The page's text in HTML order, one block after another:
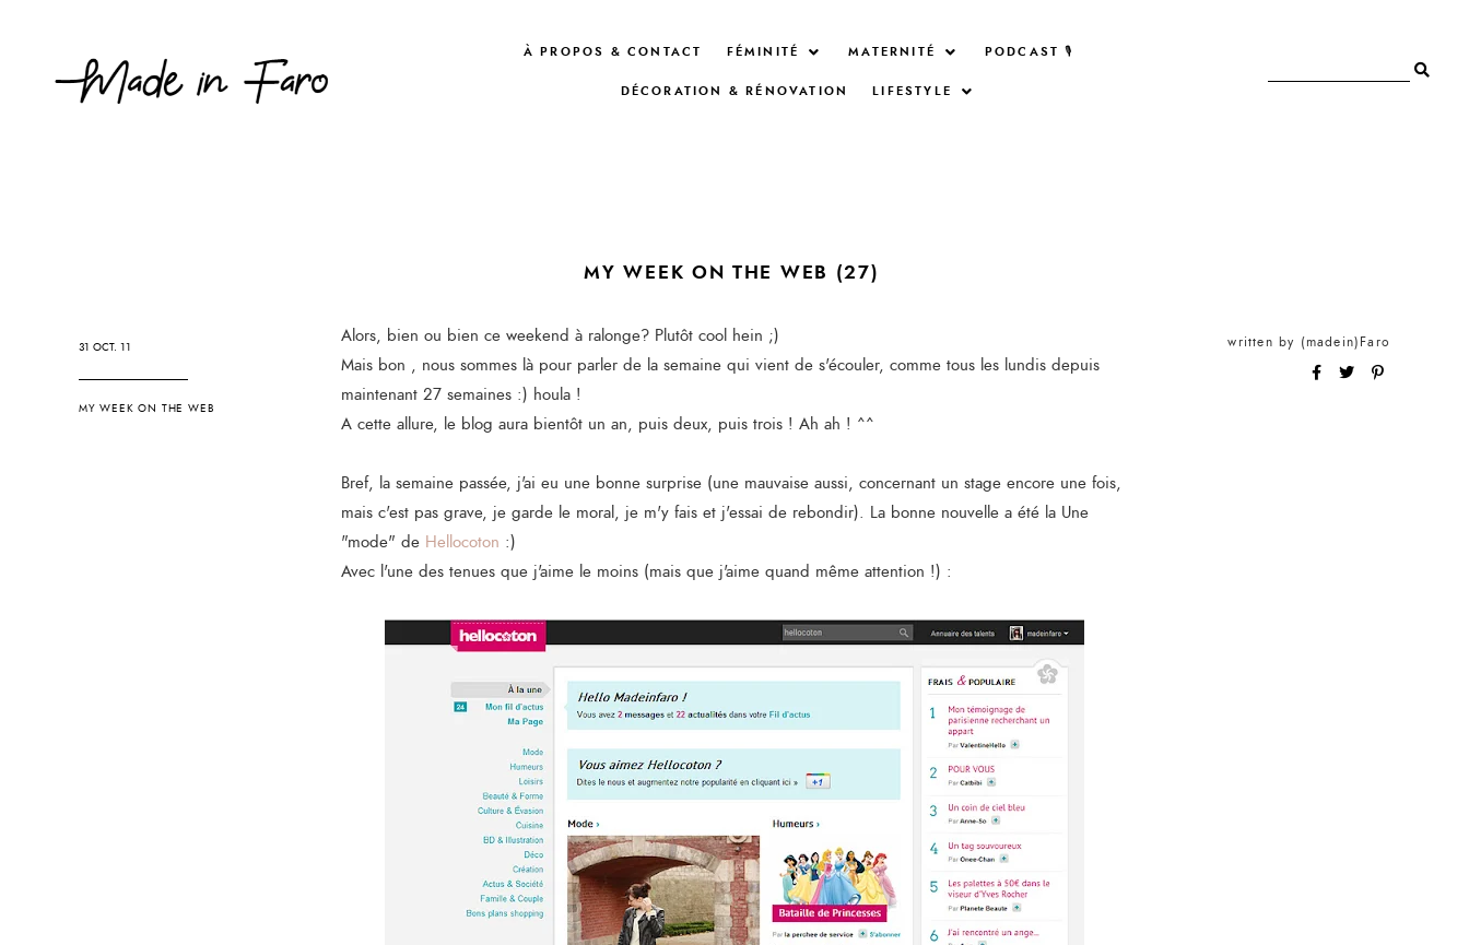
À PROPOS & CONTACT FÉMINITÉ MATERNITÉ PODCAST 🎙
DÉCORATION & RÉNOVATION LIFESTYLE
31 OCT. 11
MY WEEK ON THE WEB
MY WEEK ON THE WEB (27)
Alors, bien ou bien ce weekend à ralonge? Plutôt cool hein ;)
Mais bon , nous sommes là pour parler de la semaine qui vient de s'écouler, comme tous les lundis depuis
maintenant 27 semaines :) houla !
A cette allure, le blog aura bientôt un an, puis deux, puis trois ! Ah ah ! ^^
Bref, la semaine passée, j'ai eu une bonne surprise (une mauvaise aussi, concernant un stage encore une fois,
mais c'est pas grave, je garde le moral, je m'y fais et j'essai de rebondir). La bonne nouvelle a été la Une
"mode" de Hellocoton :)
Avec l'une des tenues que j'aime le moins (mais que j'aime quand même attention !) :
written by (madein)Faro